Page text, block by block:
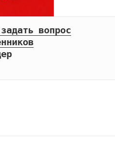
вопрос
Вкладер